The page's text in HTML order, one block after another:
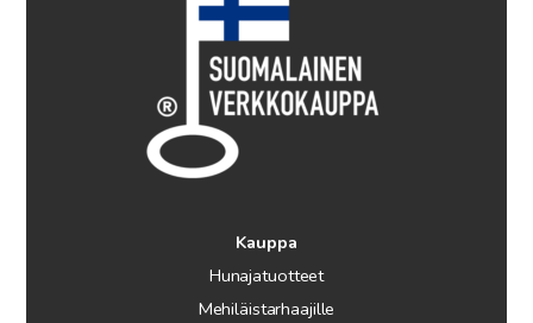
Kauppa
Hunajatuotteet
Mehiläistarhaajille